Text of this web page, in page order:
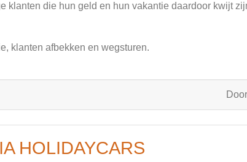
klanten die hun geld en hun vakantie daardoor kwijt
klanten afbekken en wegsturen.
Door
HOLIDAYCARS